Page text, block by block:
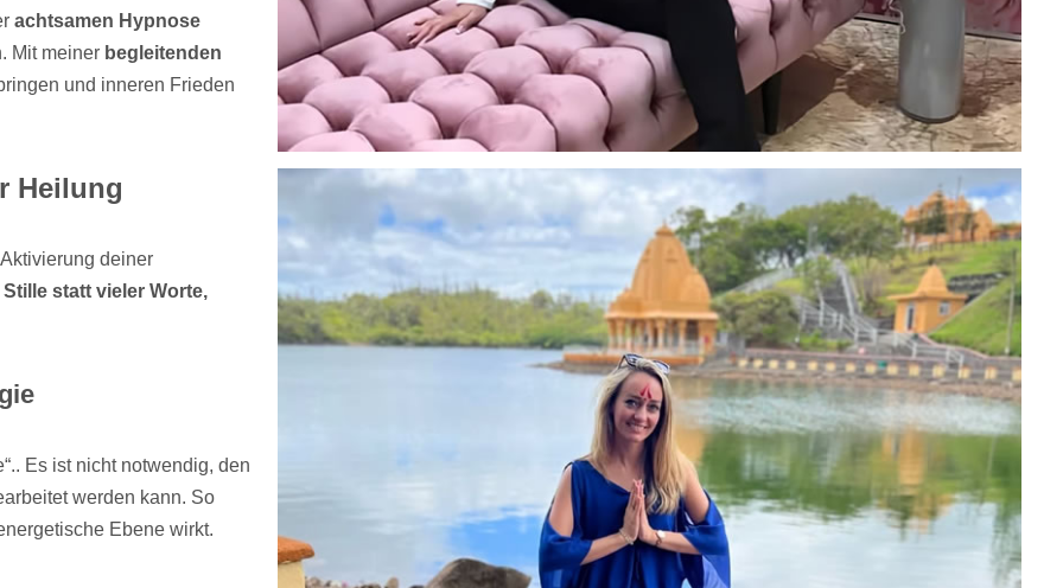
achtsamen Hypnose
Mit meiner begleitenden
und inneren Frieden
Heilung
deiner
Stille statt vieler Worte,
Es ist nicht notwendig, den
werden kann. So
Ebene wirkt.